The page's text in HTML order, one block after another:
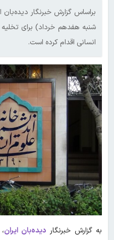
براساس گزارش خبرنگار دیده‌بان
شنبه هفدهم خرداد) برای
انسانی اقدام کرده است.
به گزارش خبرنگار دیده‌بان ایران